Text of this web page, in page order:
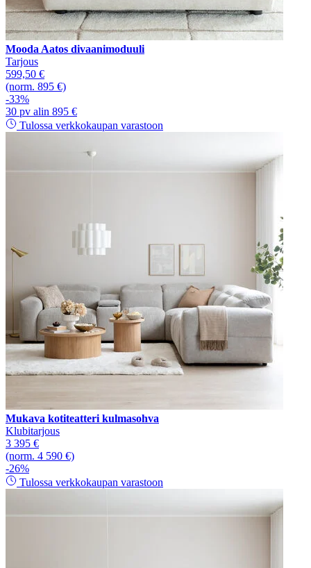
Mooda Aatos divaanimoduuli
Tarjous
599,50 €
(norm. 895 €)
-33%
30 pv alin 895 €
Tulossa verkkokaupan varastoon
Mukava kotiteatteri kulmasohva
Klubitarjous
3 395 €
(norm. 4 590 €)
-26%
Tulossa verkkokaupan varastoon